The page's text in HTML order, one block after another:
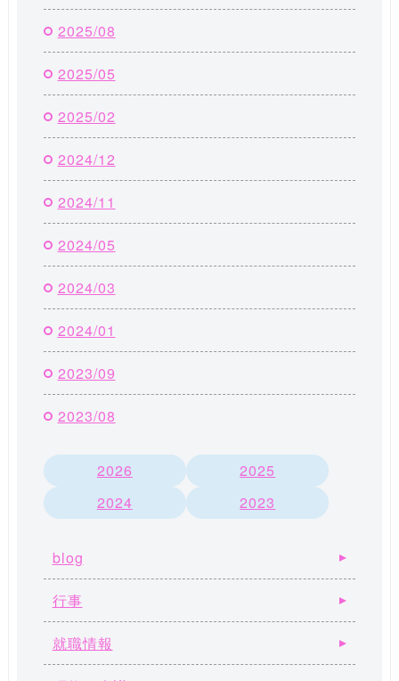
2025/08
2025/05
2025/02
2024/12
2024/11
2024/05
2024/03
2024/01
2023/09
2023/08
2026
2025
2024
2023
blog
行事
就職情報